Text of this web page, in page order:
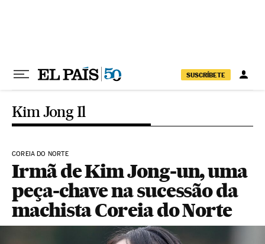
SUSCRÍBETE
Kim Jong Il
COREIA DO NORTE
Irmã de Kim Jong-un, uma
peça-chave na sucessão da
machista Coreia do Norte